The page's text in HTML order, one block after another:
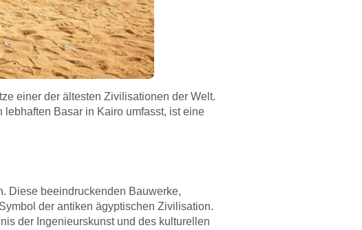
einer der ältesten Zivilisationen der Welt.
Basar in Kairo umfasst, ist eine
Diese beeindruckenden Bauwerke,
der antiken ägyptischen Zivilisation.
der Ingenieurskunst und des kulturellen